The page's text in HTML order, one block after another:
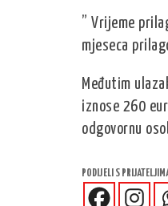
” Vrijeme
mjeseca
Međutim
iznose 260
odgovornu
PODIJELI S